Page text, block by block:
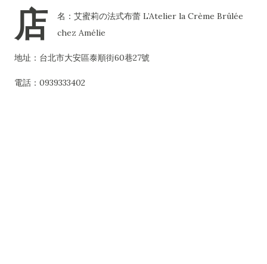
店
名：艾蜜莉の法式布蕾 L’Atelier la Crème Brûlée
chez Amélie
地址：台北市大安區泰順街60巷27號
電話：0939333402